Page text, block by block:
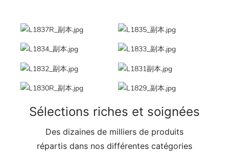
Sélections riches et soignées
Des dizaines de milliers de produits
répartis dans nos différentes catégories